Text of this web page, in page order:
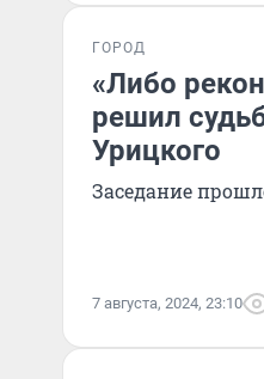
ГОРОД
«Либо
решил
Урицкого
Заседание
7 августа, 2024, 23:10